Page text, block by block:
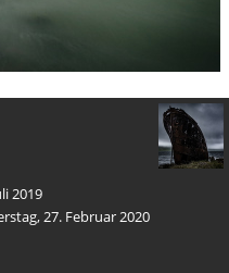
2019
27. Februar 2020